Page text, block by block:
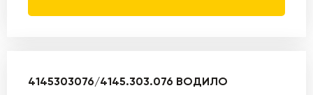
4145303076/4145.303.076 ВОДИЛО